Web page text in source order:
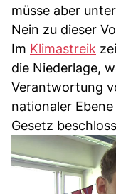
müsse aber
Nein zu dieser
Im Klimastreik
die Niederlage,
Verantwortung
nationaler
Gesetz